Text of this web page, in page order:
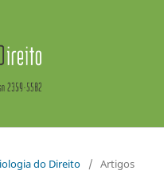
do Direito / Artigos